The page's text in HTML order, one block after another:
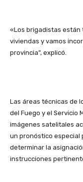
«Los brigadistas están
viviendas y vamos
provincia”, explicó.
Las áreas técnicas de
del Fuego y el Servicio
imágenes satelitales
un pronóstico especial
determinar la
instrucciones